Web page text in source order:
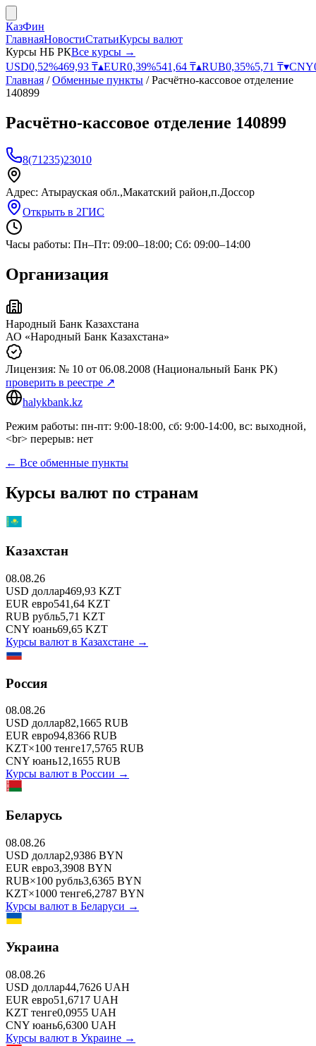
КазФин
ГлавнаяНовостиСтатьиКурсы валют
Курсы НБ РКВсе курсы →
USD0,52%469,93 ₸▴EUR0,39%541,64 ₸▴RUB0,35%5,71 ₸▾CNY
Главная /Обменные пункты /Расчётно-кассовое отделение
140899
Расчётно-кассовое отделение 140899
8(71235)23010
Адрес: Атырауская обл.,Макатский район,п.Доссор
Открыть в 2ГИС
Часы работы: Пн–Пт: 09:00–18:00; Сб: 09:00–14:00
Организация
Народный Банк Казахстана
АО «Народный Банк Казахстана»
Лицензия: № 10 от 06.08.2008 (Национальный Банк РК)
проверить в реестре ↗
halykbank.kz
Режим работы: пн-пт: 9:00-18:00, сб: 9:00-14:00, вс: выходной,
<br> перерыв: нет
← Все обменные пункты
Курсы валют по странам
Казахстан
08.08.26
USD доллар469,93 KZT
EUR евро541,64 KZT
RUB рубль5,71 KZT
CNY юань69,65 KZT
Курсы валют в Казахстане →
Россия
08.08.26
USD доллар82,1665 RUB
EUR евро94,8366 RUB
KZT×100 тенге17,5765 RUB
CNY юань12,1655 RUB
Курсы валют в России →
Беларусь
08.08.26
USD доллар2,9386 BYN
EUR евро3,3908 BYN
RUB×100 рубль3,6365 BYN
KZT×1000 тенге6,2787 BYN
Курсы валют в Беларуси →
Украина
08.08.26
USD доллар44,7626 UAH
EUR евро51,6717 UAH
KZT тенге0,0955 UAH
CNY юань6,6300 UAH
Курсы валют в Украине →